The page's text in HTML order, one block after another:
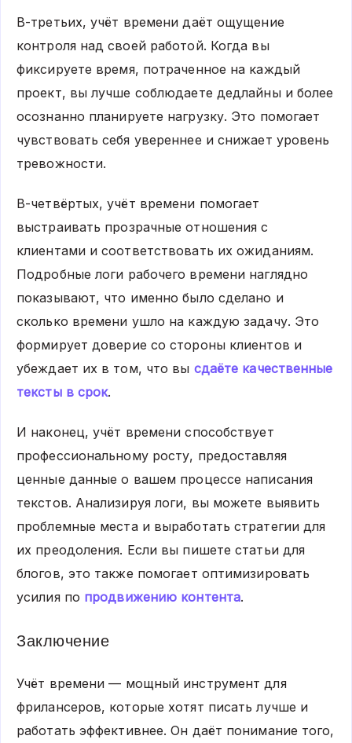
В-третьих, учёт времени даёт ощущение
контроля над своей работой. Когда вы
фиксируете время, потраченное на каждый
проект, вы лучше соблюдаете дедлайны и более
осознанно планируете нагрузку. Это помогает
чувствовать себя увереннее и снижает уровень
тревожности.
В-четвёртых, учёт времени помогает
выстраивать прозрачные отношения с
клиентами и соответствовать их ожиданиям.
Подробные логи рабочего времени наглядно
показывают, что именно было сделано и
сколько времени ушло на каждую задачу. Это
формирует доверие со стороны клиентов и
убеждает их в том, что вы сдаёте качественные
тексты в срок.
И наконец, учёт времени способствует
профессиональному росту, предоставляя
ценные данные о вашем процессе написания
текстов. Анализируя логи, вы можете выявить
проблемные места и выработать стратегии для
их преодоления. Если вы пишете статьи для
блогов, это также помогает оптимизировать
усилия по продвижению контента.
Заключение
Учёт времени — мощный инструмент для
фрилансеров, которые хотят писать лучше и
работать эффективнее. Он даёт понимание того,